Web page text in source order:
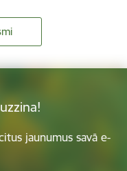
jaunumus savā e-